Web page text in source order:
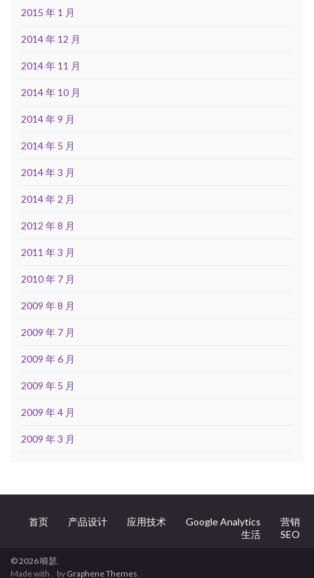
2015 年 1 月
2014 年 12 月
2014 年 11 月
2014 年 10 月
2014 年 9 月
2014 年 5 月
2014 年 3 月
2014 年 2 月
2012 年 8 月
2011 年 3 月
2010 年 7 月
2009 年 8 月
2009 年 7 月
2009 年 6 月
2009 年 5 月
2009 年 4 月
2009 年 3 月
首页 产品设计 应用技术 Google Analytics
营销
生活
SEO
© 2026 嘚瑟.
Made with
by Graphene Themes